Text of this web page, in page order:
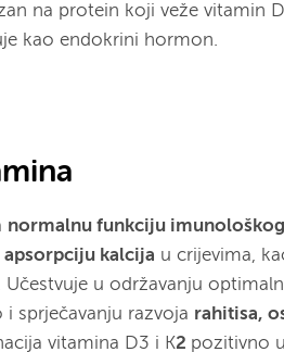
na protein koji veže vitamin
kao endokrini hormon.
normalnu funkciju
apsorpciju kalcija u crijevima,
u održavanju
sprječavanju razvoja rahitisa,
vitamina D3 i K2 pozitivno